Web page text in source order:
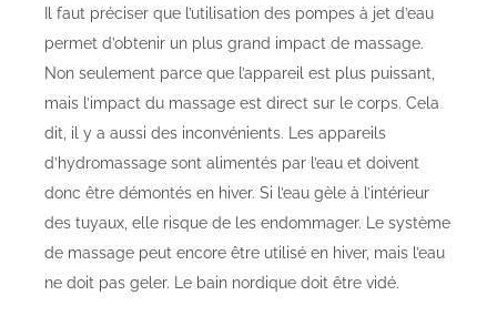
Il faut préciser que l’utilisation des pompes à jet d’eau
permet d’obtenir un plus grand impact de massage.
Non seulement parce que l’appareil est plus puissant,
mais l’impact du massage est direct sur le corps. Cela
dit, il y a aussi des inconvénients. Les appareils
d’hydromassage sont alimentés par l’eau et doivent
donc être démontés en hiver. Si l’eau gèle à l’intérieur
des tuyaux, elle risque de les endommager. Le système
de massage peut encore être utilisé en hiver, mais l’eau
ne doit pas geler. Le bain nordique doit être vidé.